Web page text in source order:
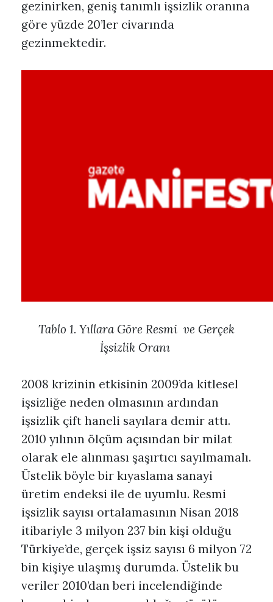
gezinirken, geniş tanımlı işsizlik oranına
göre yüzde 20’ler civarında
gezinmektedir.
Tablo 1. Yıllara Göre Resmi ve Gerçek
İşsizlik Oranı
2008 krizinin etkisinin 2009’da kitlesel
işsizliğe neden olmasının ardından
işsizlik çift haneli sayılara demir attı.
2010 yılının ölçüm açısından bir milat
olarak ele alınması şaşırtıcı sayılmamalı.
Üstelik böyle bir kıyaslama sanayi
üretim endeksi ile de uyumlu. Resmi
işsizlik sayısı ortalamasının Nisan 2018
itibariyle 3 milyon 237 bin kişi olduğu
Türkiye’de, gerçek işsiz sayısı 6 milyon 72
bin kişiye ulaşmış durumda. Üstelik bu
veriler 2010’dan beri incelendiğinde